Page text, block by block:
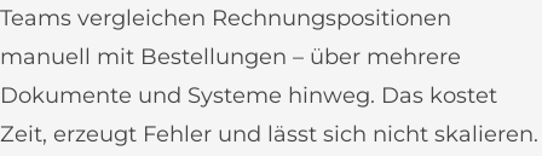
Teams vergleichen Rechnungspositionen
manuell mit Bestellungen – über mehrere
Dokumente und Systeme hinweg. Das kostet
Zeit, erzeugt Fehler und lässt sich nicht skalieren.